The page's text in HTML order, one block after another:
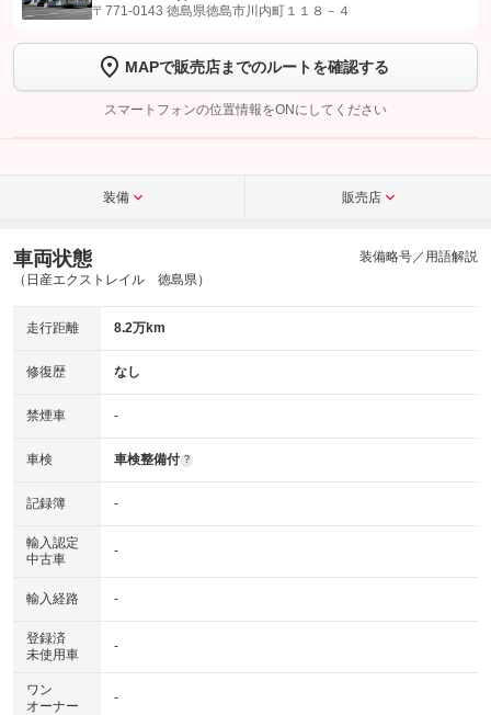
【STEP1】認証画面でグーネットを友だち追加してから「許可する」ボタンを押
トーク画面で
ボタンをタップして問い合わせを
完了してください。
こちら
〒771-0143 徳島県徳島市川内町１１８－４
MAPで販売店までのルートを確認する
スマートフォンの位置情報をONにしてください
装備 販売店
車両状態
（日産エクストレイル 徳島県）
装備略号／用語解説
走行距離 8.2万km
修復歴 なし
禁煙車 -
車検 車検整備付 ?
記録簿 -
輸入認定
中古車
-
輸入経路 -
登録済
未使用車
-
ワン
オーナー
-